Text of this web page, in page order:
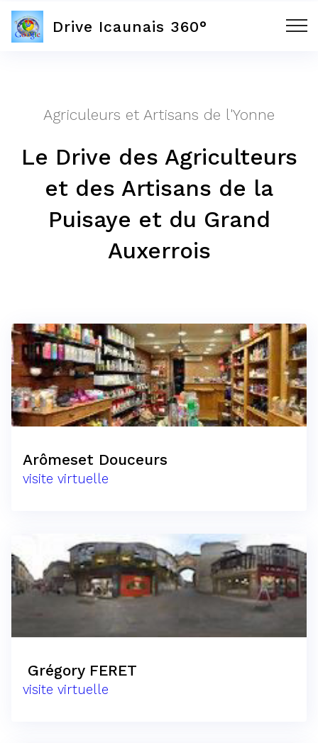
Drive Icaunais 360°
Agriculeurs et Artisans de l'Yonne
Le Drive des Agriculteurs
et des Artisans de la
Puisaye et du Grand
Auxerrois
Arômeset Douceurs
visite virtuelle
Grégory FERET
visite virtuelle